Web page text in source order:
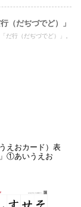
（だぢづでど）」
だ行（だぢづでど）」。
えおカード）表
①あいうえお